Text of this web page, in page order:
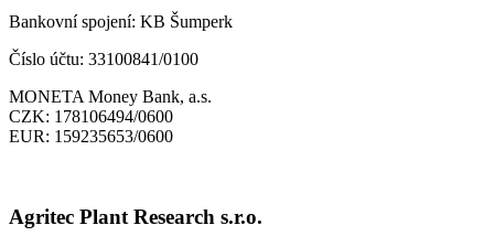
Bankovní spojení: KB Šumperk
Číslo účtu: 33100841/0100
MONETA Money Bank, a.s.
CZK: 178106494/0600
EUR: 159235653/0600
Agritec Plant Research s.r.o.